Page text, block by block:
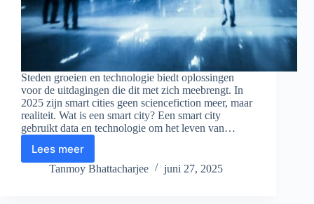
Steden groeien en technologie biedt oplossingen
voor de uitdagingen die dit met zich meebrengt. In
2025 zijn smart cities geen sciencefiction meer, maar
realiteit. Wat is een smart city? Een smart city
gebruikt data en technologie om het leven van…
Lees meer
Smart
Cities
Tanmoy Bhattacharjee juni 27, 2025